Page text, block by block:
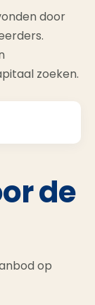
door
zoeken.
de
op